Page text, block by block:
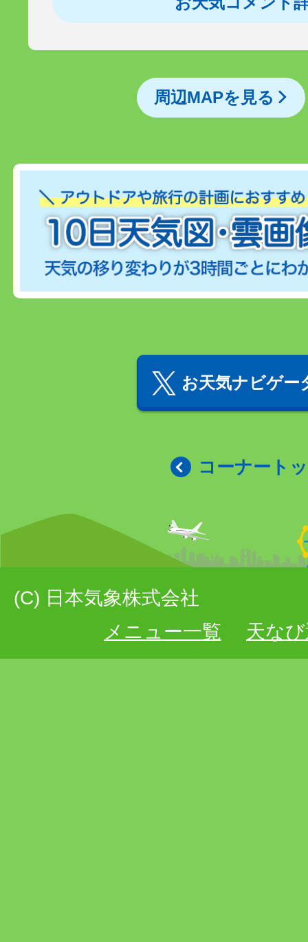
周辺MAPを見る
お天気ナビゲー
コーナート
(C) 日本気象株式会社
メニュー一覧
天な